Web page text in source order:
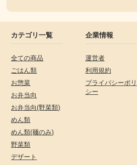
カテゴリ一覧
全ての商品
ごはん類
お惣菜
お弁当向
お弁当向(野菜類)
めん類
めん類(麺のみ)
野菜類
デザート
企業情報
運営者
利用規約
プライバシーポリ
シー